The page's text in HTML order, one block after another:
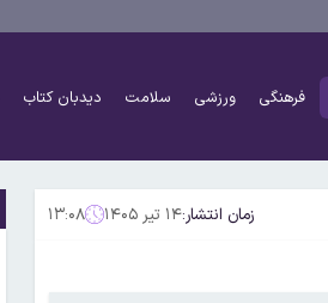
فرهنگی ورزشی سلامت دیدبان کتاب
زمان انتشار:۱۴ تیر ۱۴۰۵ ۱۳:۰۸